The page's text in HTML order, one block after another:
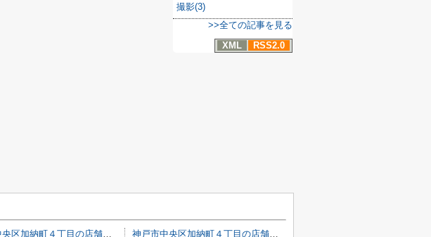
撮影(3)
>>全ての記事を見る
XML
RSS2.0
神戸市中央区加納町４丁目の店舗一部 神戸市中央区加納町４丁目の店舗一部